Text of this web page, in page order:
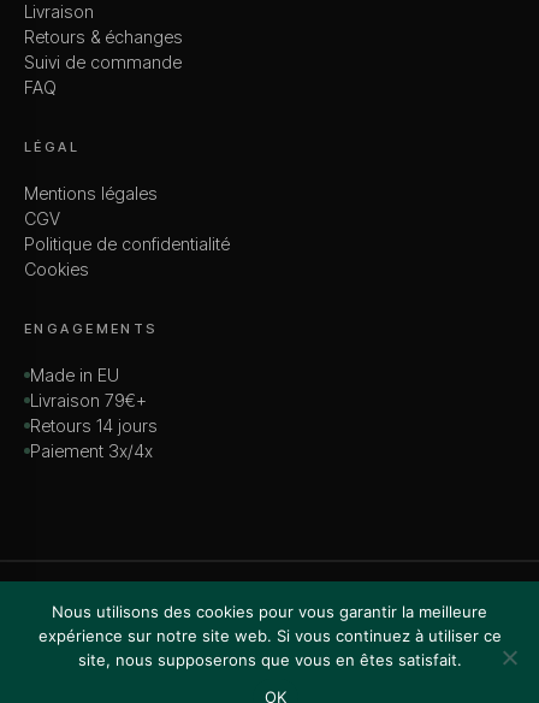
Livraison
Retours & échanges
Suivi de commande
FAQ
LÉGAL
Mentions légales
CGV
Politique de confidentialité
Cookies
ENGAGEMENTS
Made in EU
Livraison 79€+
Retours 14 jours
Paiement 3x/4x
VISA · MASTERCARD · AMEX · PAYPAL
Nous utilisons des cookies pour vous garantir la meilleure
expérience sur notre site web. Si vous continuez à utiliser ce
site, nous supposerons que vous en êtes satisfait.
OK